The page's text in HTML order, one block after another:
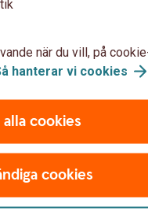
är möjligt) 25 kr
när du vill, på
hanterar vi cookies
cookies
cookies